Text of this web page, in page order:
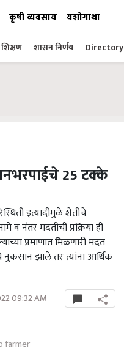
कृषी व्यवसाय यशोगाथा
शिक्षण शासन निर्णय Directory
25 टक्के
इत्यादीमुळे शेतीचे
नंतर मदतीची प्रक्रिया ही
प्रमाणात मिळणारी मदत
झाले तर त्यांना आर्थिक
09:32 AM
farmer